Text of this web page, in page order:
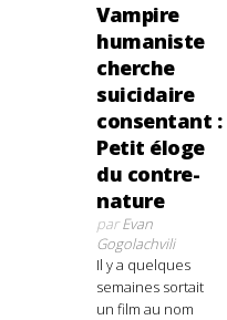
Vampire
humaniste
cherche
suicidaire
consentant :
Petit éloge
du contre-
nature
parEvan
Gogolachvili
Il y a quelques
semaines sortait
un film au nom